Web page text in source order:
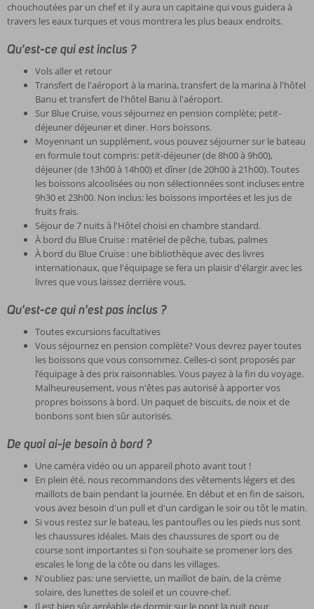
chouchoutées par un chef et il y aura un capitaine qui vous guidera à
travers les eaux turques et vous montrera les plus beaux endroits.
Qu'est-ce qui est inclus ?
Vols aller et retour
Transfert de l'aéroport à la marina, transfert de la marina à l'hôtel
Banu et transfert de l'hôtel Banu à l'aéroport.
Sur Blue Cruise, vous séjournez en pension complète; petit-
déjeuner déjeuner et diner. Hors boissons.
Moyennant un supplément, vous pouvez séjourner sur le bateau
en formule tout compris: petit-déjeuner (de 8h00 à 9h00),
déjeuner (de 13h00 à 14h00) et dîner (de 20h00 à 21h00). Toutes
les boissons alcoolisées ou non sélectionnées sont incluses entre
9h30 et 23h00. Non inclus: les boissons importées et les jus de
fruits frais.
Séjour de 7 nuits à l'Hôtel choisi en chambre standard.
À bord du Blue Cruise : matériel de pêche, tubas, palmes
À bord du Blue Cruise : une bibliothèque avec des livres
internationaux, que l'équipage se fera un plaisir d'élargir avec les
livres que vous laissez derrière vous.
Qu'est-ce qui n'est pas inclus ?
Toutes excursions facultatives
Vous séjournez en pension complète? Vous devrez payer toutes
les boissons que vous consommez. Celles-ci sont proposés par
l’équipage à des prix raisonnables. Vous payez à la fin du voyage.
Malheureusement, vous n'êtes pas autorisé à apporter vos
propres boissons à bord. Un paquet de biscuits, de noix et de
bonbons sont bien sûr autorisés.
De quoi ai-je besoin à bord ?
Une caméra vidéo ou un appareil photo avant tout !
En plein été, nous recommandons des vêtements légers et des
maillots de bain pendant la journée. En début et en fin de saison,
vous avez besoin d'un pull et d'un cardigan le soir ou tôt le matin.
Si vous restez sur le bateau, les pantoufles ou les pieds nus sont
les chaussures idéales. Mais des chaussures de sport ou de
course sont importantes si l'on souhaite se promener lors des
escales le long de la côte ou dans les villages.
N'oubliez pas: une serviette, un maillot de bain, de la crème
solaire, des lunettes de soleil et un couvre-chef.
Il est bien sûr agréable de dormir sur le pont la nuit pour